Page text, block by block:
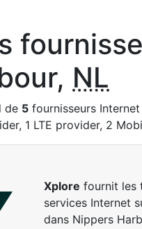
NL
de 5 fournisseurs
1 LTE provider, 2
Xplore fournit les
services Internet
dans Nippers